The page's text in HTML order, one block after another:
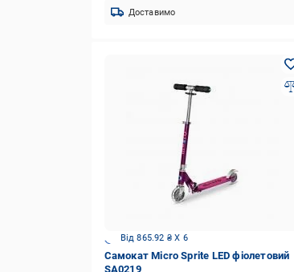
Доставимо
Від 865.92 ₴ X 6
Самокат Micro Sprite LED фіолетовий
SA0219